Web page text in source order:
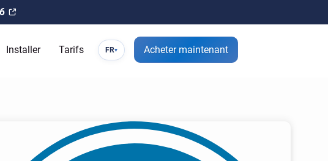
Installer Tarifs FR▾ Acheter maintenant